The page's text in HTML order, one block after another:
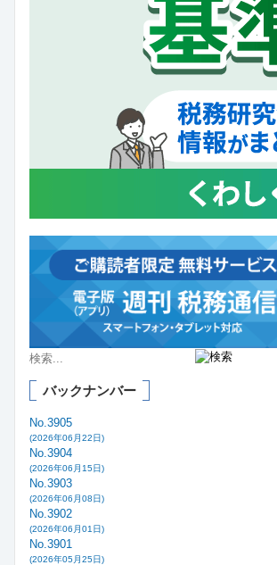
バックナンバー
No.3905
(2026年06月22日)
No.3904
(2026年06月15日)
No.3903
(2026年06月08日)
No.3902
(2026年06月01日)
No.3901
(2026年05月25日)